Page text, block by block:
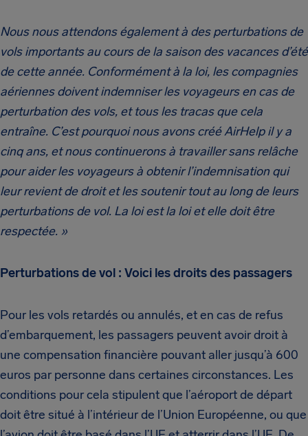
Nous nous attendons également à des perturbations de
vols importants au cours de la saison des vacances d’été
de cette année. Conformément à la loi, les compagnies
aériennes doivent indemniser les voyageurs en cas de
perturbation des vols, et tous les tracas que cela
entraîne. C’est pourquoi nous avons créé AirHelp il y a
cinq ans, et nous continuerons à travailler sans relâche
pour aider les voyageurs à obtenir l’indemnisation qui
leur revient de droit et les soutenir tout au long de leurs
perturbations de vol. La loi est la loi et elle doit être
respectée. »
Perturbations de vol : Voici les droits des passagers
Pour les vols retardés ou annulés, et en cas de refus
d’embarquement, les passagers peuvent avoir droit à
une compensation financière pouvant aller jusqu’à 600
euros par personne dans certaines circonstances. Les
conditions pour cela stipulent que l’aéroport de départ
doit être situé à l’intérieur de l’Union Européenne, ou que